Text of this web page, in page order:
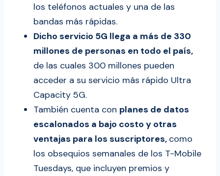
los teléfonos actuales y una de las
bandas más rápidas.
Dicho servicio 5G llega a más de 330
millones de personas en todo el país,
de las cuales 300 millones pueden
acceder a su servicio más rápido Ultra
Capacity 5G.
También cuenta con planes de datos
escalonados a bajo costo y otras
ventajas para los suscriptores, como
los obsequios semanales de los T-Mobile
Tuesdays, que incluyen premios y